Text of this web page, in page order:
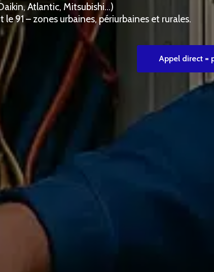
Atlantic, Mitsubishi…)
91 – zones urbaines, périurbaines et rurales.
Appel direct =